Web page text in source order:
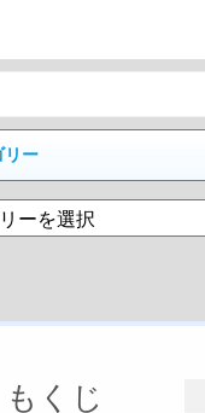
リー
もくじ